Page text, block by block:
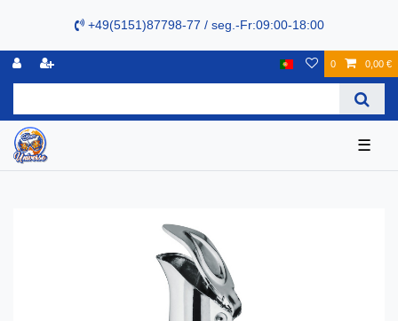
+49(5151)87798-77 / seg.-Fr:09:00-18:00
0 0,00 €
☰